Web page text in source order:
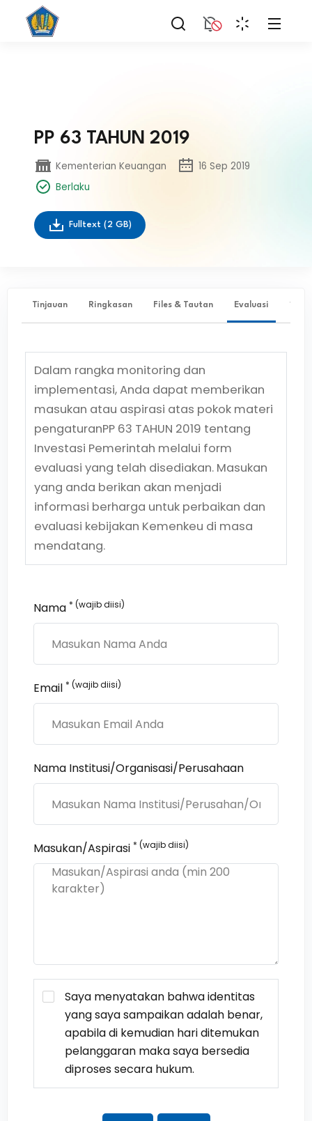
PP 63 TAHUN 2019
Kementerian Keuangan
16 Sep 2019
Berlaku
Fulltext (2 GB)
Tinjauan Ringkasan Files & Tautan Evaluasi ✨
Dalam rangka monitoring dan
implementasi, Anda dapat memberikan
masukan atau aspirasi atas pokok materi
pengaturanPP 63 TAHUN 2019 tentang
Investasi Pemerintah melalui form
evaluasi yang telah disediakan. Masukan
yang anda berikan akan menjadi
informasi berharga untuk perbaikan dan
evaluasi kebijakan Kemenkeu di masa
mendatang.
Nama * (wajib diisi)
Email * (wajib diisi)
Nama Institusi/Organisasi/Perusahaan
Masukan/Aspirasi * (wajib diisi)
Saya menyatakan bahwa identitas
yang saya sampaikan adalah benar,
apabila di kemudian hari ditemukan
pelanggaran maka saya bersedia
diproses secara hukum.